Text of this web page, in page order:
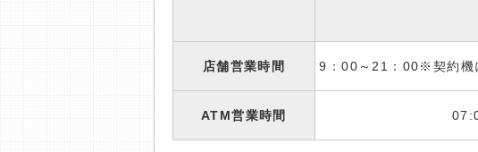
店舗営業時間 9：00～21：00※契約機
ATM営業時間